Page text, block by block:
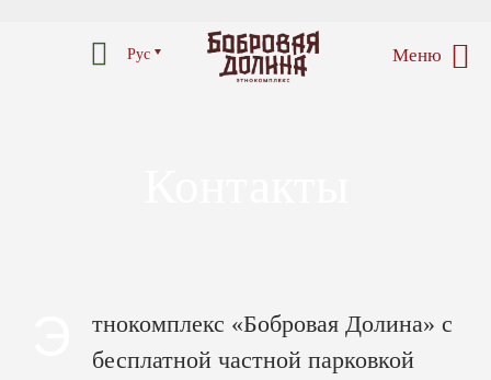
Меню
Рус
тнокомплекс «Бобровая Долина» с
бесплатной частной парковкой